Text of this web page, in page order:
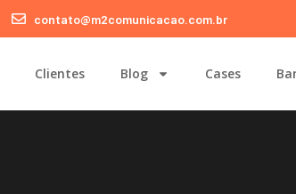
contato@m2comunicacao.com.br
Clientes Blog Cases